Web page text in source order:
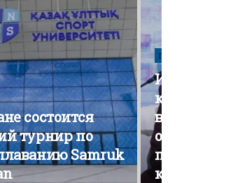
состоится
турнир по
Samruk
ПОЛИТИКА
кампания
вышла на
открытой